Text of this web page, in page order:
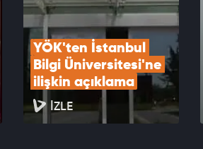
YÖK'ten İstanbul
Bilgi Üniversitesi'ne
ilişkin açıklama
İZLE